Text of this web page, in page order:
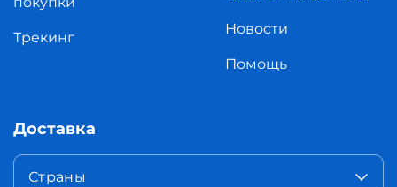
Трекинг
Новости
Помощь
Доставка
Страны